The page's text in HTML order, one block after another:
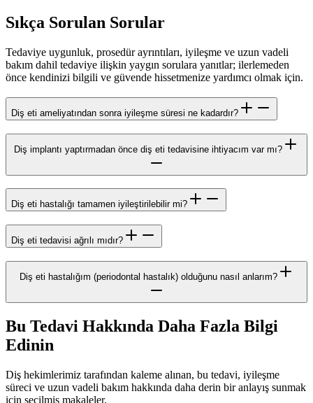
Sıkça Sorulan Sorular
Tedaviye uygunluk, prosedür ayrıntıları, iyileşme ve uzun vadeli
bakım dahil tedaviye ilişkin yaygın sorulara yanıtlar; ilerlemeden
önce kendinizi bilgili ve güvende hissetmenize yardımcı olmak için.
Diş eti ameliyatından sonra iyileşme süresi ne kadardır?
Diş implantı yaptırmadan önce diş eti tedavisine ihtiyacım var mı?
Diş eti hastalığı tamamen iyileştirilebilir mi?
Diş eti tedavisi ağrılı mıdır?
Diş eti hastalığım (periodontal hastalık) olduğunu nasıl anlarım?
Bu Tedavi Hakkında Daha Fazla Bilgi
Edinin
Diş hekimlerimiz tarafından kaleme alınan, bu tedavi, iyileşme
süreci ve uzun vadeli bakım hakkında daha derin bir anlayış sunmak
için seçilmiş makaleler.